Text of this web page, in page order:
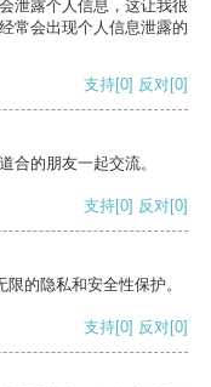
泄露个人信息，这让我很
常会出现个人信息泄露的
支持[0] 反对[0]
合的朋友一起交流。
支持[0] 反对[0]
的隐私和安全性保护。
支持[0] 反对[0]